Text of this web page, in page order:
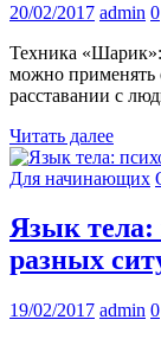
20/02/2017 admin 0
Техника
можно
расставании с
Читать далее
Для начинающих
Язык тела:
разных
19/02/2017 admin 0